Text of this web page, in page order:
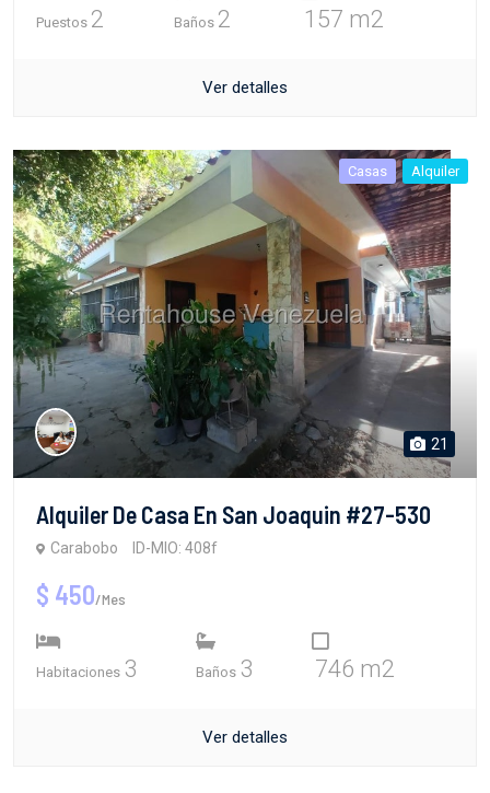
Puestos 2 Baños 2 157 m2
Ver detalles
Casas Alquiler
21
Alquiler De Casa En San Joaquin #27-530
Carabobo ID-MIO: 408f
$ 450/Mes
Habitaciones 3 Baños 3 746 m2
Ver detalles